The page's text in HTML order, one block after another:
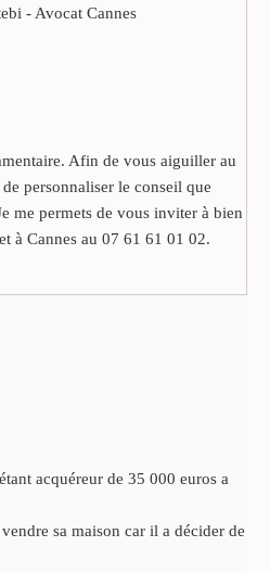
- Avocat Cannes
Afin de vous aiguiller au
personnaliser le conseil que
me permets de vous inviter à bien
à Cannes au 07 61 61 01 02.
acquéreur de 35 000 euros a
sa maison car il a décider de